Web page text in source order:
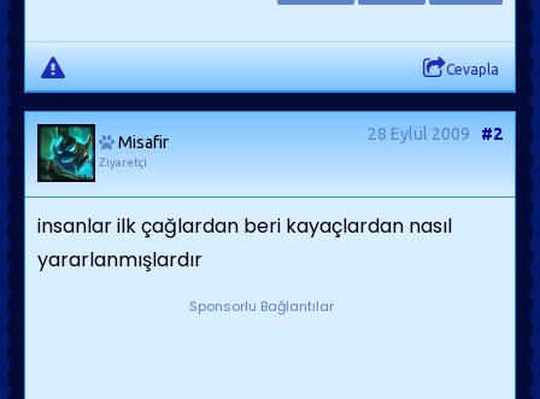
Cevapla
Misafir
Ziyaretçi
28 Eylül 2009 #2
insanlar ilk çağlardan beri kayaçlardan nasıl
yararlanmışlardır
Sponsorlu Bağlantılar